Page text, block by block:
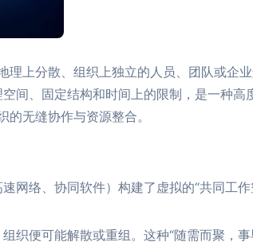
上分散、组织上独立的人员、团队或企
间、固定结构和时间上的限制，是一种高
无缝协作与资源整合。
网络、协同软件）构建了虚拟的“共同工作
织便可能解散或重组。这种“随需而聚，